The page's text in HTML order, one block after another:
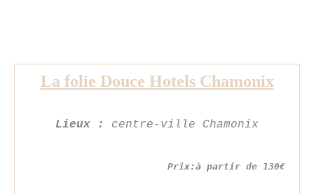
La folie Douce Hotels Chamonix
Lieux : centre-ville Chamonix
Prix:à partir de 130€